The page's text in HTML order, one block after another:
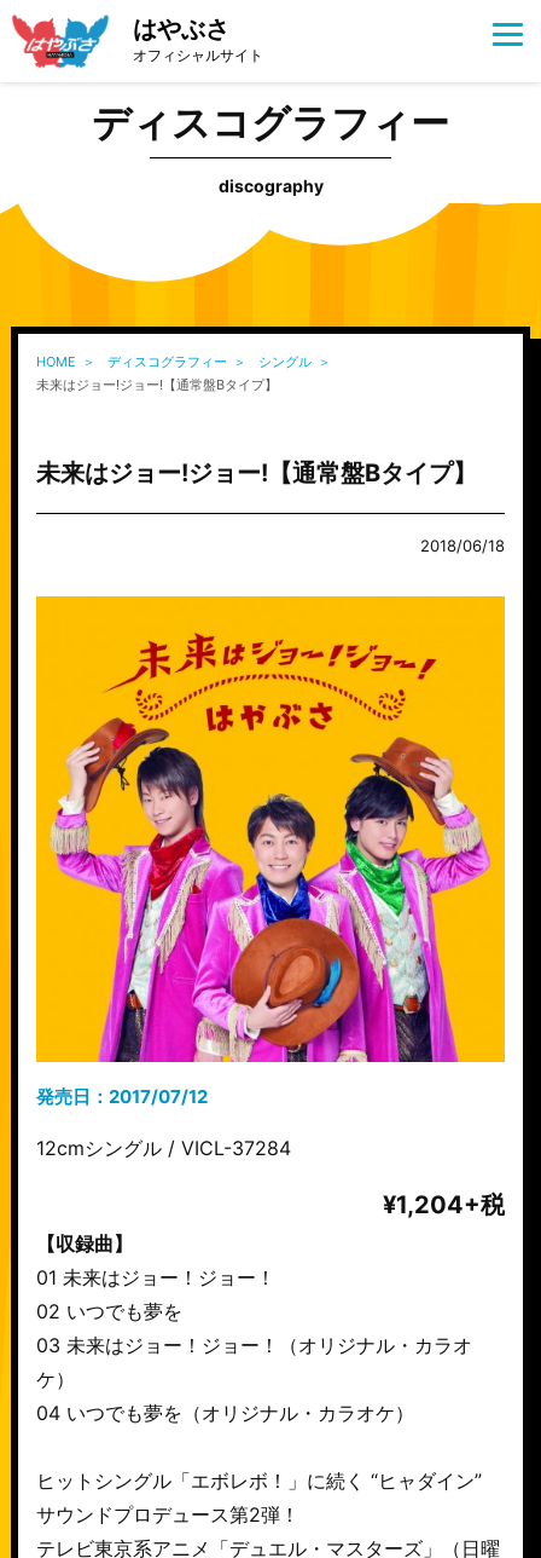
はやぶさ
オフィシャルサイト
ディスコグラフィー
discography
HOME ディスコグラフィー
シングル
未来はジョー!ジョー!【通常盤Bタイプ】
未来はジョー!ジョー!【通常盤Bタイプ】
2018/06/18
発売日：2017/07/12
12cmシングル / VICL-37284
¥1,204+税
【収録曲】
01 未来はジョー！ジョー！
02 いつでも夢を
03 未来はジョー！ジョー！（オリジナル・カラオ
ケ）
04 いつでも夢を（オリジナル・カラオケ）
ヒットシングル「エボレボ！」に続く “ヒャダイン”
サウンドプロデュース第2弾！
テレビ東京系アニメ「デュエル・マスターズ」（日曜